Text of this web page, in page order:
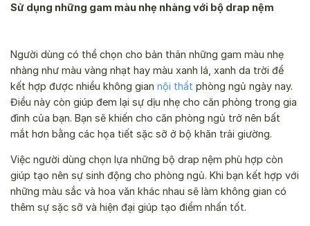
Sử dụng những gam màu nhẹ nhàng với bộ drap nệm
Người dùng có thể chọn cho bản thân những gam màu nhẹ
nhàng như màu vàng nhạt hay màu xanh lá, xanh da trời để
kết hợp được nhiều không gian nội thất phòng ngủ ngày nay.
Điều này còn giúp đem lại sự dịu nhẹ cho căn phòng trong gia
đình của bạn. Bạn sẽ khiến cho căn phòng ngủ trở nên bất
mắt hơn bằng các họa tiết sặc sỡ ở bộ khăn trải giường.
Việc người dùng chọn lựa những bộ drap nệm phù hợp còn
giúp tạo nên sự sinh động cho phòng ngủ. Khi bạn kết hợp với
những màu sắc và hoa văn khác nhau sẽ làm không gian có
thêm sự sặc sỡ và hiện đại giúp tạo điểm nhấn tốt.